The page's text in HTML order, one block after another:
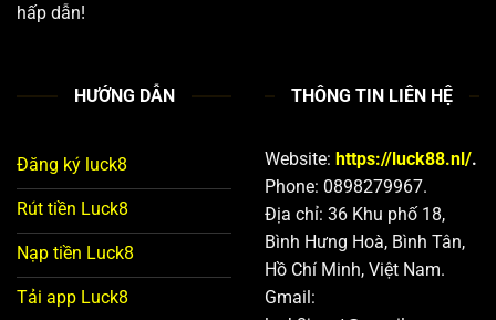
hấp dẫn!
HƯỚNG DẪN
Đăng ký luck8
Rút tiền Luck8
Nạp tiền Luck8
Tải app Luck8
THÔNG TIN LIÊN HỆ
Website: https://luck88.nl/.
Phone: 0898279967.
Địa chỉ: 36 Khu phố 18,
Bình Hưng Hoà, Bình Tân,
Hồ Chí Minh, Việt Nam.
Gmail: